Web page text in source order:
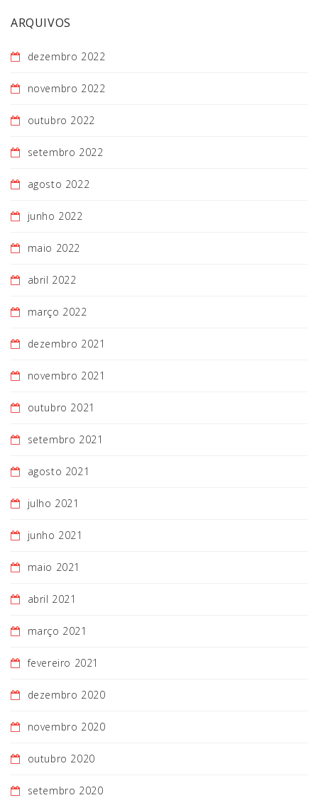
ARQUIVOS
dezembro 2022
novembro 2022
outubro 2022
setembro 2022
agosto 2022
junho 2022
maio 2022
abril 2022
março 2022
dezembro 2021
novembro 2021
outubro 2021
setembro 2021
agosto 2021
julho 2021
junho 2021
maio 2021
abril 2021
março 2021
fevereiro 2021
dezembro 2020
novembro 2020
outubro 2020
setembro 2020